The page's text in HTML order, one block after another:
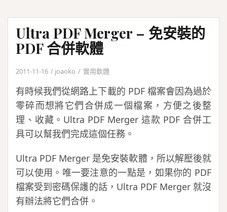
Ultra PDF Merger – 免安裝的
PDF 合併軟體
2011-11-16 joaoko 實用軟體
有時候我們從網路上下載的 PDF 檔案會因為過於
零碎而想將它們合併成一個檔案，方便之後整
理、收藏。Ultra PDF Merger 這款 PDF 合併工
具可以幫我們完成這個任務。
Ultra PDF Merger 是免安裝軟體，所以解壓後就
可以使用。唯一要注意的一點是，如果你的 PDF
檔案受到密碼保護的話，Ultra PDF Merger 就沒
有辦法將它們合併。